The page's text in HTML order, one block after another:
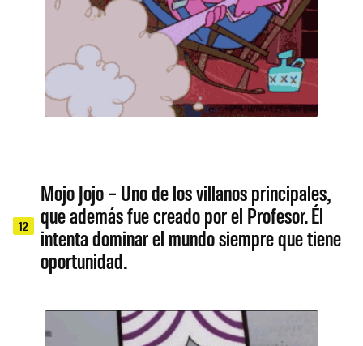
12
Mojo Jojo – Uno de los villanos principales,
que además fue creado por el Profesor. Él
intenta dominar el mundo siempre que tiene
oportunidad.